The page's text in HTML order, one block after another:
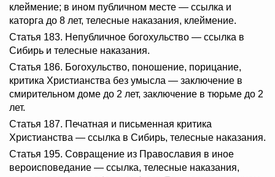
клеймение; в ином публичном месте — ссылка и
каторга до 8 лет, телесные наказания, клеймение.
Статья 183. Непубличное богохульство — ссылка в
Сибирь и телесные наказания.
Статья 186. Богохульство, поношение, порицание,
критика Христианства без умысла — заключение в
смирительном доме до 2 лет, заключение в тюрьме до 2
лет.
Статья 187. Печатная и письменная критика
Христианства — ссылка в Сибирь, телесные наказания.
Статья 195. Совращение из Православия в иное
вероисповедание — ссылка, телесные наказания,